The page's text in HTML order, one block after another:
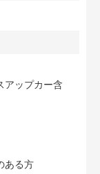
アップカー含
ある方